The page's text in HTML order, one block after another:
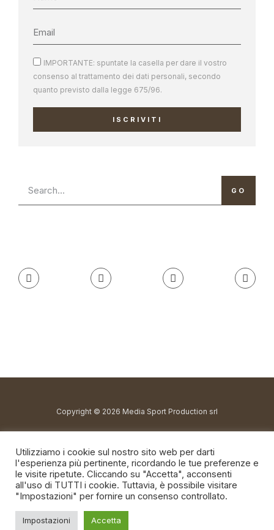
IMPORTANTE: spuntate la casella per dare il vostro
consenso al trattamento dei dati personali, secondo
quanto previsto dalla legge 675/96.
ISCRIVITI
GO
Copyright © 2026 Media Sport Production srl
direttore@fuorigioco.info
Cookie policy
Utilizziamo i cookie sul nostro sito web per darti
l'esperienza più pertinente, ricordando le tue preferenze e
le visite ripetute. Cliccando su "Accetta", acconsenti
all'uso di TUTTI i cookie. Tuttavia, è possibile visitare
"Impostazioni" per fornire un consenso controllato.
Impostazioni Accetta